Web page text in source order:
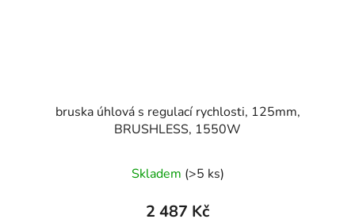
bruska úhlová s regulací rychlosti, 125mm,
BRUSHLESS, 1550W
Skladem (>5 ks)
2 487 Kč